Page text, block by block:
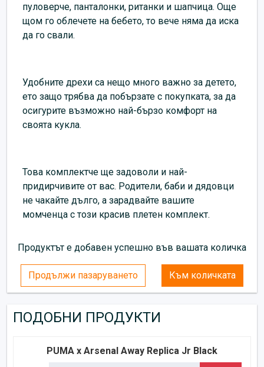
пуловерче, панталонки, ританки и шапчица. Още
щом го облечете на бебето, то вече няма да иска
да го свали.
Удобните дрехи са нещо много важно за детето,
ето защо трябва да побързате с покупката, за да
осигурите възможно най-бързо комфорт на
своята кукла.
Това комплектче ще задоволи и най-
придирчивите от вас. Родители, баби и дядовци
не чакайте дълго, а зарадвайте вашите
момченца с този красив плетен комплект.
Продуктът е добавен успешно във вашата количка
Продължи пазаруването Към количката
ПОДОБНИ ПРОДУКТИ
PUMA x Arsenal Away Replica Jr Black